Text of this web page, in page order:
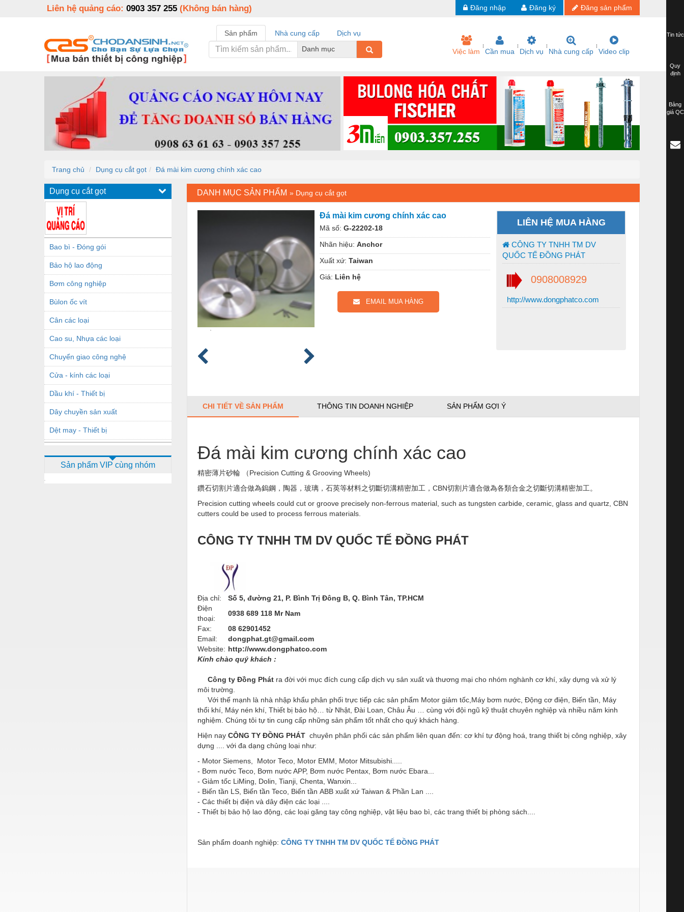
Liên hệ quảng cáo: 0903 357 255 (Không bán hàng) Đăng sản phẩm
Đăng ký
Đăng nhập
Sản phẩm Nhà cung cấp
Dịch vụ
Danh mục
Việc làm Cần mua Dịch vụ Nhà cung cấp Video clip
Trang chủ Dụng cụ cắt gọt Đá mài kim cương chính xác cao
Dụng cụ cắt gọt
Bao bì - Đóng gói
Bảo hộ lao động
Bơm công nghiệp
Bùlon ốc vít
Cân các loại
Cao su, Nhựa các loại
Chuyển giao công nghệ
Cửa - kính các loại
Dầu khí - Thiết bị
Dây chuyền sản xuất
Dệt may - Thiết bị
Dịch vụ - Thi công
Sản phẩm VIP cùng nhóm
DANH MỤC SẢN PHẨM » Dụng cụ cắt gọt
Đá mài kim cương chính xác cao
Mã số: G-22202-18
Nhãn hiệu: Anchor
Xuất xứ: Taiwan
Giá: Liên hệ
EMAIL MUA HÀNG
LIÊN HỆ MUA HÀNG
CÔNG TY TNHH TM DV
QUỐC TẾ ĐỒNG PHÁT
0908008929
http://www.dongphatco.com
CHI TIẾT VỀ SẢN PHẨM THÔNG TIN DOANH NGHIỆP SẢN PHẨM GỢI Ý
Đá mài kim cương chính xác cao
精密薄片砂輪 （Precision Cutting & Grooving Wheels)
鑽石切割片適合做為鎢鋼，陶器，玻璃，石英等材料之切斷切溝精密加工，CBN切割片適合做為各類合金之切斷切溝精密加工。
Precision cutting wheels could cut or groove precisely non-ferrous material, such as tungsten carbide, ceramic, glass and quartz, CBN
cutters could be used to process ferrous materials.
CÔNG TY TNHH TM DV QUỐC TẾ ĐỒNG PHÁT
Địa chỉ:
Số 5, đường 21, P. Bình Trị Đông B, Q. Bình Tân, TP.HCM
Điện
thoại:
0938 689 118 Mr Nam
Fax:
08 62901452
Email:
dongphat.gt@gmail.com
Website: http://www.dongphatco.com
Kính chào quý khách :
Công ty Đồng Phát ra đời với mục đích cung cấp dịch vụ sản xuất và thương mại cho nhóm nghành cơ khí, xây dựng và xử lý
môi trường.
Với thế mạnh là nhà nhập khẩu phân phối trực tiếp các sản phẩm Motor giảm tốc,Máy bơm nước, Động cơ điện, Biến tần, Máy
thổi khí, Máy nén khí, Thiết bị bảo hộ… từ Nhật, Đài Loan, Châu Âu … cùng với đội ngũ kỹ thuật chuyên nghiệp và nhiều năm kinh
nghiệm. Chúng tôi tự tin cung cấp những sản phẩm tốt nhất cho quý khách hàng.
Hiện nay CÔNG TY ĐỒNG PHÁT chuyên phân phối các sản phẩm liên quan đến: cơ khí tự động hoá, trang thiết bị công nghiệp, xây
dựng .... với đa dạng chủng loại như:
- Motor Siemens, Motor Teco, Motor EMM, Motor Mitsubishi.....
- Bơm nước Teco, Bơm nước APP, Bơm nước Pentax, Bơm nước Ebara...
- Giảm tốc LiMing, Dolin, Tianji, Chenta, Wanxin...
- Biến tần LS, Biến tần Teco, Biến tần ABB xuất xứ Taiwan & Phần Lan ....
- Các thiết bị điện và dây điện các loại ....
- Thiết bị bảo hộ lao động, các loại găng tay công nghiệp, vật liệu bao bì, các trang thiết bị phòng sách....
Sản phẩm doanh nghiệp: CÔNG TY TNHH TM DV QUỐC TẾ ĐỒNG PHÁT
Tin tức
Quy
định
Bảng
giá QC